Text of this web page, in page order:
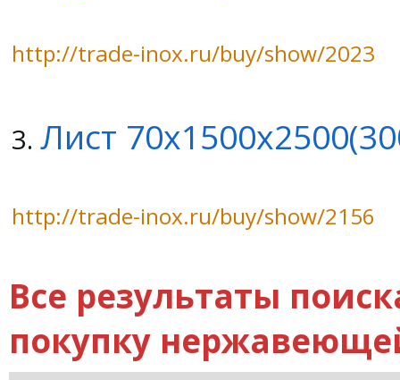
http://trade-inox.ru/buy/show/2023
3. Лист
http://trade-inox.ru/buy/show/2156
Все результаты
покупку